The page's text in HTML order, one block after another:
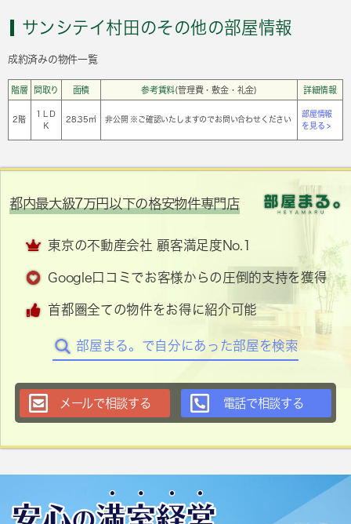
サンシテイ村田のその他の部屋情報
成約済みの物件一覧
階層 間取り 面積 参考賃料(管理費・敷金・礼金) 詳細情報
2階
1ＬＤ
Ｋ
28.35㎡ 非公開 ※ご確認いたしますのでお問い合わせください
部屋情報
を見る >
都内最大級7万円以下の格安物件専門店
東京の不動産会社 顧客満足度No.1
Google口コミでお客様からの圧倒的支持を獲得
首都圏全ての物件をお得に紹介可能
部屋まる。で自分にあった部屋を検索
メールで相談する 電話で相談する